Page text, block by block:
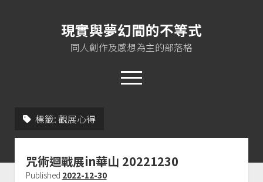
現實與夢幻間的不等式
同人創作及感想為主的部落格
open
twitter
About me
標籤:觀展心得
咒術迴戰展in華山 20221230
Published 2022-12-30